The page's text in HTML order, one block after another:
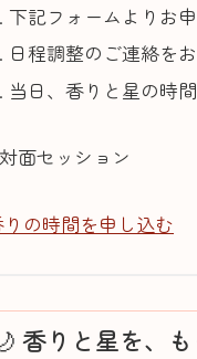
下記フォームよりお
日程調整のご連絡を
当日、香りと星の時
セッション
の時間を申し込む
香りと星を、